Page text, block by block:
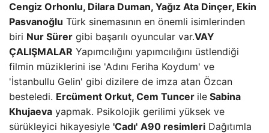
Cengiz Orhonlu, Dilara Duman, Yağız Ata Dinçer, Ekin
Pasvanoğlu Türk sinemasının en önemli isimlerinden
biri Nur Sürer gibi başarılı oyuncular var.VAY
ÇALIŞMALAR Yapımcılığını yapımcılığını üstlendiği
filmin müziklerini ise 'Adını Feriha Koydum' ve
'İstanbullu Gelin' gibi dizilere de imza atan Özcan
besteledi. Ercüment Orkut, Cem Tuncer ile Sabina
Khujaeva yapmak. Psikolojik gerilimi yüksek ve
sürükleyici hikayesiyle 'Cadı' A90 resimleri Dağıtımla